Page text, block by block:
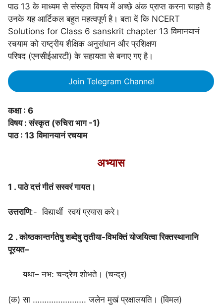
पाठ 13 के माध्यम से संस्कृत विषय में अच्छे अंक प्राप्त करना चाहते है
उनके यह आर्टिकल बहुत महत्वपूर्ण है। बता दें कि NCERT
Solutions for Class 6 sanskrit chapter 13 विमानयानं
रचयाम को राष्‍ट्रीय शैक्षिक अनुसंधान और प्रशिक्षण
परिषद (एनसीईआरटी) के सहायता से बनाए गए है।
Join Telegram Channel
कक्षा : 6
विषय : संस्कृत (रुचिरा भाग -1)
पाठ : 13 विमानयानं रचयाम
अभ्यास
1 . पाठे दत्तं गीतं सस्वरं गायत।
उत्तराणि:- विद्यार्थी स्वयं प्रयास करे।
2 . कोष्ठकान्तर्गतेषु शब्देषु तृतीया-विभक्तिं योजयित्वा रिक्तस्थानानि
पूरयत–
यथा– नभ:चन्द्रेणशोभते। (चन्द्र)
(क) सा ………………….. जलेन मुखं प्रक्षालयति। (विमल)